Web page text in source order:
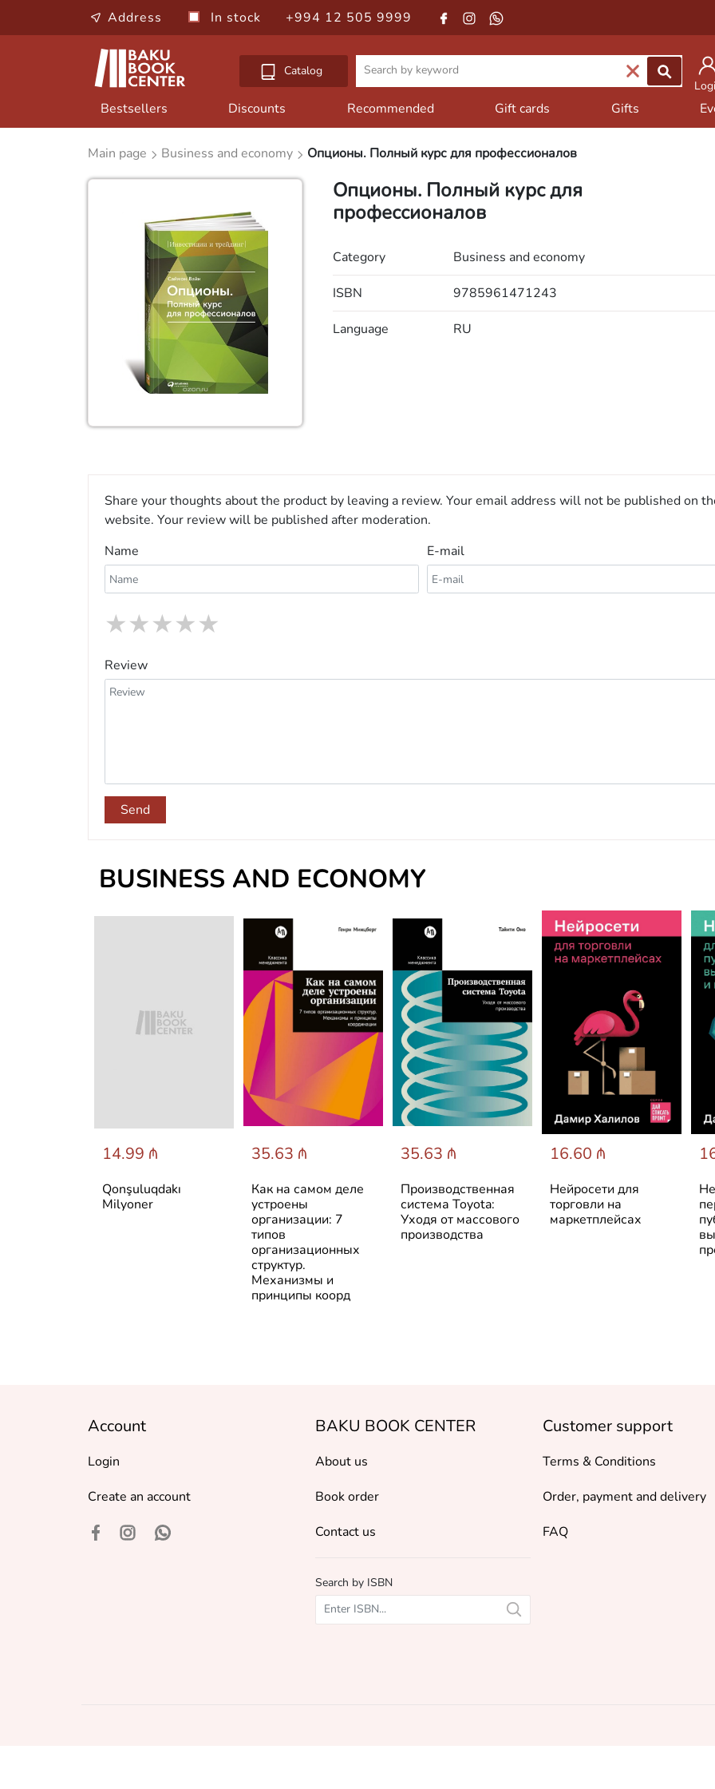
Address In stock +994 12 505 9999
Catalog
Bestsellers Discounts Recommended Gift cards Gifts
Main page Business and economy Опционы. Полный курс для профессионалов
Опционы. Полный курс для
профессионалов
Category Business and economy
ISBN 9785961471243
Language RU
Share your thoughts about the product by leaving a review. Your email address will not be published on
website. Your review will be published after moderation.
Name
E-mail
★
★
★
★
★
Review
Send
BUSINESS AND ECONOMY
14.99 ₼
Qonşuluqdakı
Milyoner
35.63 ₼
Как на самом деле
устроены
организации: 7
типов
организационных
структур.
Механизмы и
принципы коорд
35.63 ₼
Производственная
система Toyota:
Уходя от массового
производства
16.60 ₼
Нейросети для
торговли на
маркетплейсах
Account
Login
Create an account
BAKU BOOK CENTER
About us
Book order
Contact us
Search by ISBN
Customer support
Terms & Conditions
Order, payment and delivery
FAQ